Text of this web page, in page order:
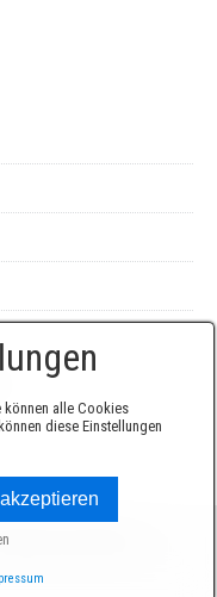
erstellt mit
können alle Cookies
diese Einstellungen